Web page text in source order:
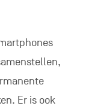
Er is ook